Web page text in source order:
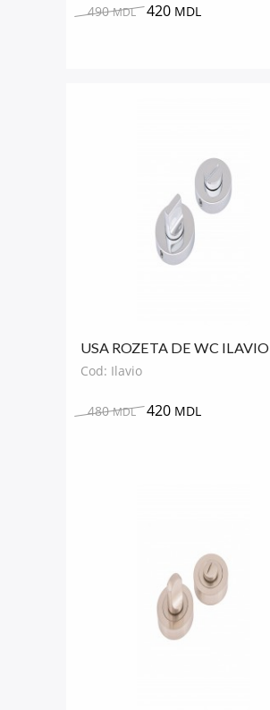
490MDL 420 MDL
USA ROZETA DE WC ILAVIO
ROTUND
Cod: Ilavio
480MDL 420 MDL